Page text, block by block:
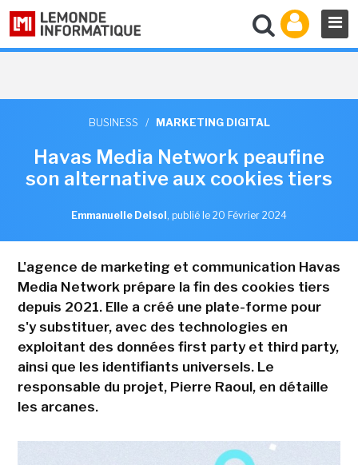
BUSINESS / MARKETING DIGITAL
Havas Media Network peaufine
son alternative aux cookies tiers
Emmanuelle Delsol , publié le 20 Février 2024
L'agence de marketing et communication Havas
Media Network prépare la fin des cookies tiers
depuis 2021. Elle a créé une plate-forme pour
s'y substituer, avec des technologies en
exploitant des données first party et third party,
ainsi que les identifiants universels. Le
responsable du projet, Pierre Raoul, en détaille
les arcanes.